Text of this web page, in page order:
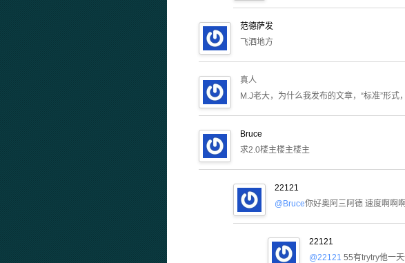
范德萨发
飞洒地方
真人
M.J老大，为什么我发布的文章，“标准”形
Bruce
求2.0楼主楼主楼主
22121
@Bruce你好奥阿三阿德 速度啊啊
22121
@22121 55有trytry他一